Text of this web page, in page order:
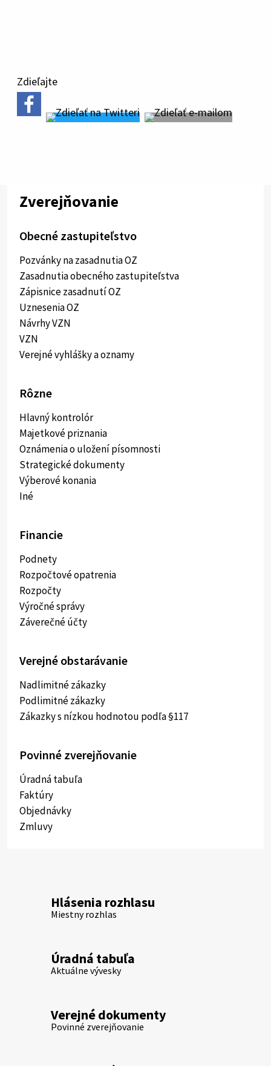
Zdieľajte
Zverejňovanie
Obecné zastupiteľstvo
Pozvánky na zasadnutia OZ
Zasadnutia obecného zastupiteľstva
Zápisnice zasadnutí OZ
Uznesenia OZ
Návrhy VZN
VZN
Verejné vyhlášky a oznamy
Rôzne
Hlavný kontrolór
Majetkové priznania
Oznámenia o uložení písomnosti
Strategické dokumenty
Výberové konania
Iné
Financie
Podnety
Rozpočtové opatrenia
Rozpočty
Výročné správy
Záverečné účty
Verejné obstarávanie
Nadlimitné zákazky
Podlimitné zákazky
Zákazky s nízkou hodnotou podľa §117
Povinné zverejňovanie
Úradná tabuľa
Faktúry
Objednávky
Zmluvy
Hlásenia rozhlasu
Miestny rozhlas
Úradná tabuľa
Aktuálne vývesky
Verejné dokumenty
Povinné zverejňovanie